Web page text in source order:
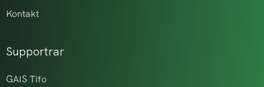
Kontakt
Supportrar
GAIS Tifo